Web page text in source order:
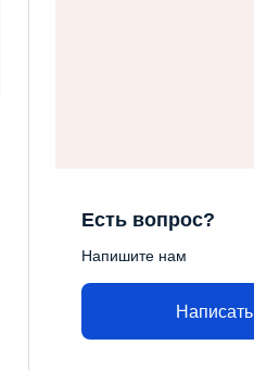
Есть вопрос?
Напишите нам
Написать